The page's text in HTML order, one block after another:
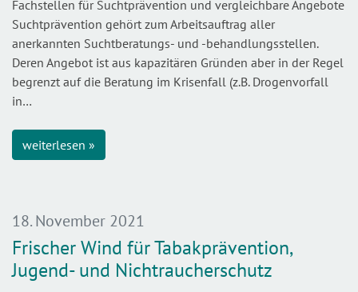
Fachstellen für Suchtprävention und vergleichbare Angebote
Suchtprävention gehört zum Arbeitsauftrag aller
anerkannten Suchtberatungs- und -behandlungsstellen.
Deren Angebot ist aus kapazitären Gründen aber in der Regel
begrenzt auf die Beratung im Krisenfall (z.B. Drogenvorfall
in…
weiterlesen »
18. November 2021
Frischer Wind für Tabakprävention,
Jugend- und Nichtraucherschutz